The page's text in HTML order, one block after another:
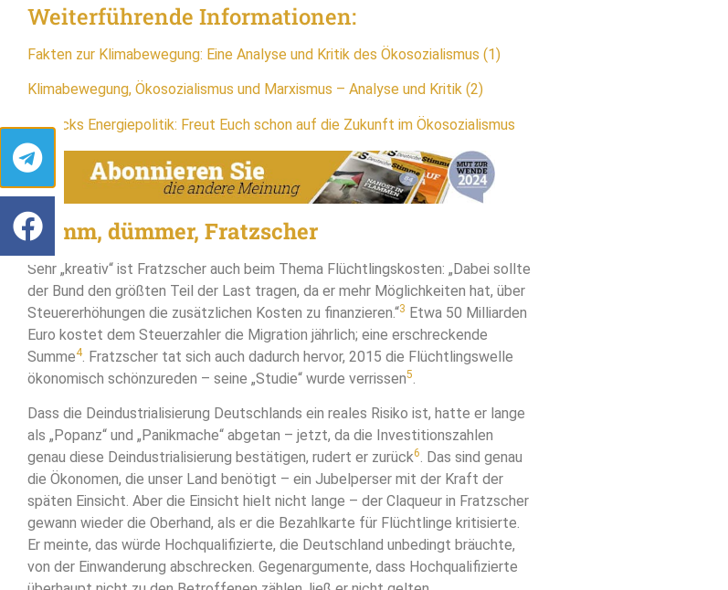
Weiterführende Informationen:
Fakten zur Klimabewegung: Eine Analyse und Kritik des Ökosozialismus (1)
Klimabewegung, Ökosozialismus und Marxismus – Analyse und Kritik (2)
Habecks Energiepolitik: Freut Euch schon auf die Zukunft im Ökosozialismus
Dumm, dümmer, Fratzscher
Sehr „kreativ“ ist Fratzscher auch beim Thema Flüchtlingskosten: „Dabei sollte
der Bund den größten Teil der Last tragen, da er mehr Möglichkeiten hat, über
Steuererhöhungen die zusätzlichen Kosten zu finanzieren.“3 Etwa 50 Milliarden
Euro kostet dem Steuerzahler die Migration jährlich; eine erschreckende
Summe4. Fratzscher tat sich auch dadurch hervor, 2015 die Flüchtlingswelle
ökonomisch schönzureden – seine „Studie“ wurde verrissen5.
Dass die Deindustrialisierung Deutschlands ein reales Risiko ist, hatte er lange
als „Popanz“ und „Panikmache“ abgetan – jetzt, da die Investitionszahlen
genau diese Deindustrialisierung bestätigen, rudert er zurück6. Das sind genau
die Ökonomen, die unser Land benötigt – ein Jubelperser mit der Kraft der
späten Einsicht. Aber die Einsicht hielt nicht lange – der Claqueur in Fratzscher
gewann wieder die Oberhand, als er die Bezahlkarte für Flüchtlinge kritisierte.
Er meinte, das würde Hochqualifizierte, die Deutschland unbedingt bräuchte,
von der Einwanderung abschrecken. Gegenargumente, dass Hochqualifizierte